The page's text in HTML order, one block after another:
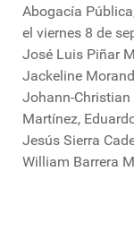
Abogacía
el viernes 8 de
José Luis Piñar
Jackeline
Johann-Christian
Martínez,
Jesús Sierra
William Barrera